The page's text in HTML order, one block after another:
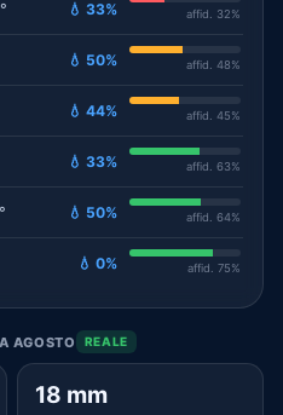
💧 33% affid. 32%
💧 50% affid. 48%
💧 44% affid. 45%
💧 33% affid. 63%
💧 50% affid. 64%
💧 0% affid. 75%
AGOSTO REALE
18 mm